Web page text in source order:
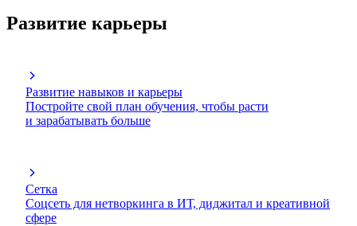
Развитие карьеры
Развитие навыков и карьеры
Постройте свой план обучения, чтобы расти
и зарабатывать больше
Сетка
Соцсеть для нетворкинга в ИТ, диджитал и креативной
сфере